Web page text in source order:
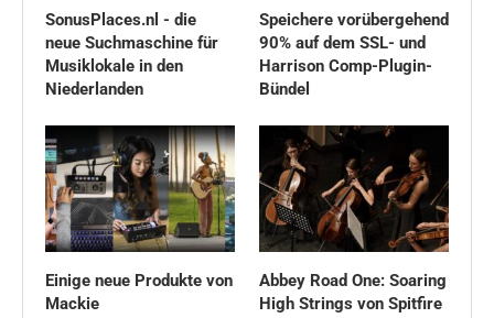
SonusPlaces.nl - die
neue Suchmaschine für
Musiklokale in den
Niederlanden
Speichere vorübergehend
90% auf dem SSL- und
Harrison Comp-Plugin-
Bündel
Einige neue Produkte von
Mackie
Abbey Road One: Soaring
High Strings von Spitfire